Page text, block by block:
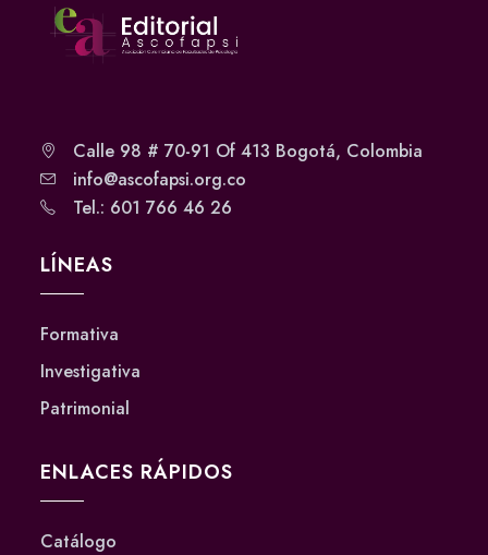
Calle 98 # 70-91 Of 413 Bogotá, Colombia
info@ascofapsi.org.co
Tel.: 601 766 46 26
LÍNEAS
Formativa
Investigativa
Patrimonial
ENLACES RÁPIDOS
Catálogo